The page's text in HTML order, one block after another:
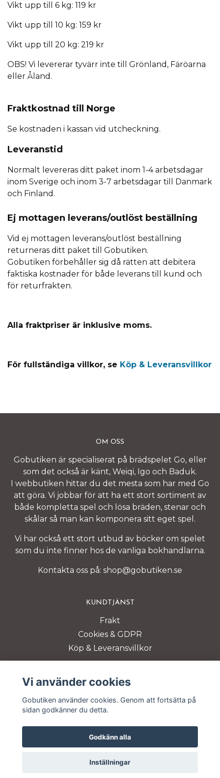
Vikt upp till 6 kg: 119 kr
Vikt upp till 10 kg: 159 kr
Vikt upp till 20 kg: 219 kr
OBS! Vi levererar tyvärr inte till Grönland, Färöarna
eller Åland.
Fraktkostnad till Norge
Se kostnaden i kassan vid utcheckning.
Leveranstid
Normalt levereras ditt paket inom 1-4 arbetsdagar
inom Sverige och inom 3-7 arbetsdagar till Danmark
och Finland.
Ej mottagen leverans/outlöst beställning
Vid ej mottagen leverans/outlöst beställning
returneras ditt paket till Gobutiken.
Gobutiken förbehåller sig då rätten att debitera
faktiska kostnader för både leverans till kund och
för returfrakten.
Alla fraktpriser är inklusive moms.
För fullständiga villkor, se Köp & Leveransvillkor
OM OSS
Gobutiken är specialiserat på brädspelet Go, eller
som det också är känt, Weiqi, Igo och Baduk.
I webbutiken hittar du det mesta som har med Go
att göra. Vi jobbar för att ha ett stort sortiment av
både kompletta spel och lösa bräden, stenar och
skålar så man kan komponera sitt eget spel.
Vi har också ett stort utbud av böcker om spelet
som du inte finner hos de vanliga bokhandlarna.
Kontakta oss på: shop@gobutiken.se
KUNDTJÄNST
Frakt
Cookies & GDPR
Köp & Leveransvillkor
BETALSÄTT
Vi använder cookies
Gobutiken använder cookies. Genom att fortsätta på
sidan godkänner du detta.
Godkänn alla
Inställningar